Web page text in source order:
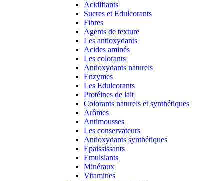
Acidifiants
Sucres et Edulcorants
Fibres
Agents de texture
Les antioxydants
Acides aminés
Les colorants
Antioxydants naturels
Enzymes
Les Edulcorants
Protéines de lait
Colorants naturels et synthétiques
Arômes
Antimousses
Les conservateurs
Antioxydants synthétiques
Epaississants
Emulsiants
Minéraux
Vitamines